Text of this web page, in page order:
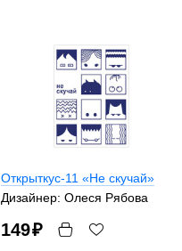
Открыткус-11 «Не скучай»
Дизайнер: Олеся Рябова
149₽